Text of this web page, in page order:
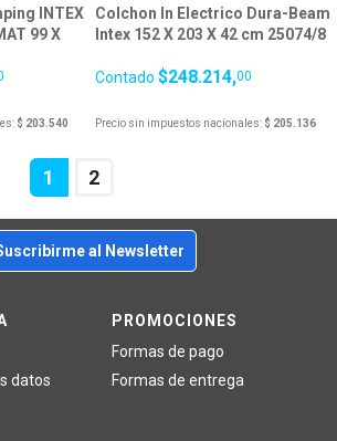
INTEX
99 X
$ 203.540
Colchon In Electrico Dura-Beam
Intex 152 X 203 X 42 cm 25074/8
Contado $248.214,00
Precio sin impuestos nacionales: $ 205.136
1 2
al Newsletter
datos
PROMOCIONES
Formas de pago
Formas de entrega